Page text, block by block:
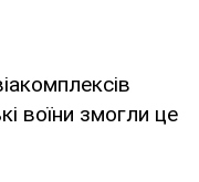
воїни змогли це